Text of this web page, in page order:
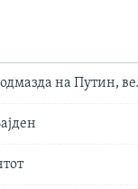
на Путин,